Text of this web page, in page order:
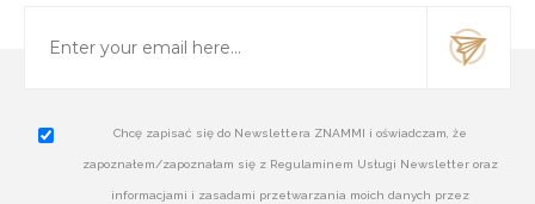
Chcę zapisać się do Newslettera ZNAMMI i oświadczam, że
zapoznałem/zapoznałam się z Regulaminem Usługi Newsletter oraz
informacjami i zasadami przetwarzania moich danych przez